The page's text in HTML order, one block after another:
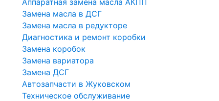
Замена масла в ДСГ
Замена масла в редукторе
Диагностика и ремонт коробки
Замена коробок
Замена вариатора
Замена ДСГ
Автозапчасти в Жуковском
Техническое обслуживание